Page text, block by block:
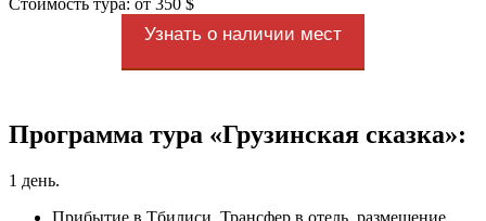
Узнать о наличии мест
Программа тура «Грузинская сказка»:
1 день.
Прибытие в Тбилиси. Трансфер в отель, размещение.